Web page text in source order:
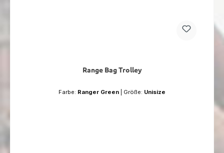
Range Bag Trolley
Farbe: Ranger Green Größe: Unisize